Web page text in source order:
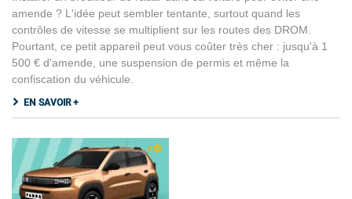
amende ? L'idée peut sembler tentante, surtout quand les
contrôles de vitesse se multiplient sur les routes des DROM.
Pourtant, ce petit appareil peut vous coûter très cher : jusqu'à 1
500 € d'amende, une suspension de permis et même la
confiscation du véhicule.
EN SAVOIR +